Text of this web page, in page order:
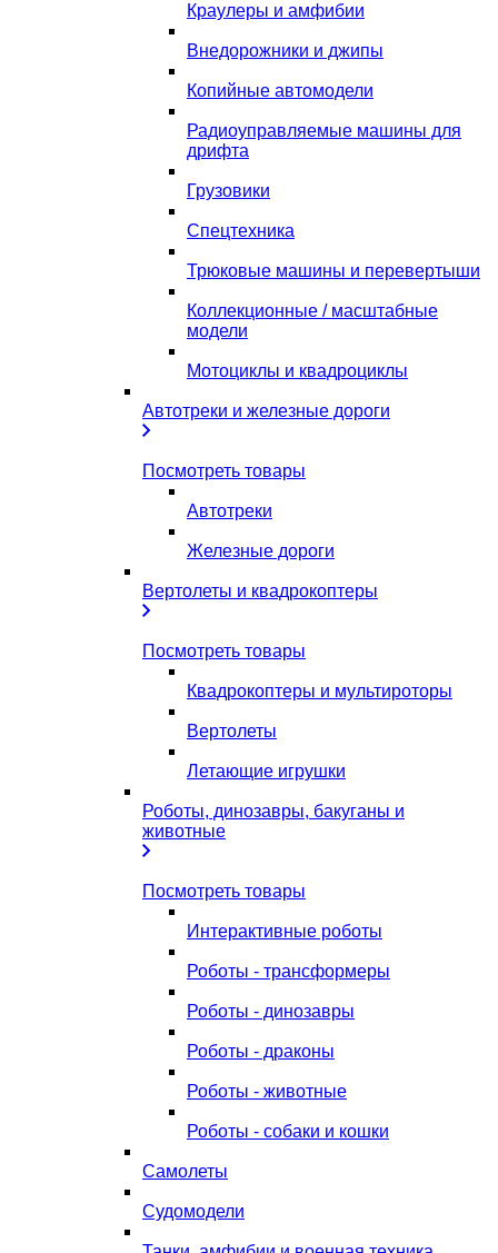
Краулеры и амфибии
Внедорожники и джипы
Копийные автомодели
Радиоуправляемые машины для
дрифта
Грузовики
Спецтехника
Трюковые машины и перевертыши
Коллекционные / масштабные
модели
Мотоциклы и квадроциклы
Автотреки и железные дороги
Посмотреть товары
Автотреки
Железные дороги
Вертолеты и квадрокоптеры
Посмотреть товары
Квадрокоптеры и мультироторы
Вертолеты
Летающие игрушки
Роботы, динозавры, бакуганы и
животные
Посмотреть товары
Интерактивные роботы
Роботы - трансформеры
Роботы - динозавры
Роботы - драконы
Роботы - животные
Роботы - собаки и кошки
Самолеты
Судомодели